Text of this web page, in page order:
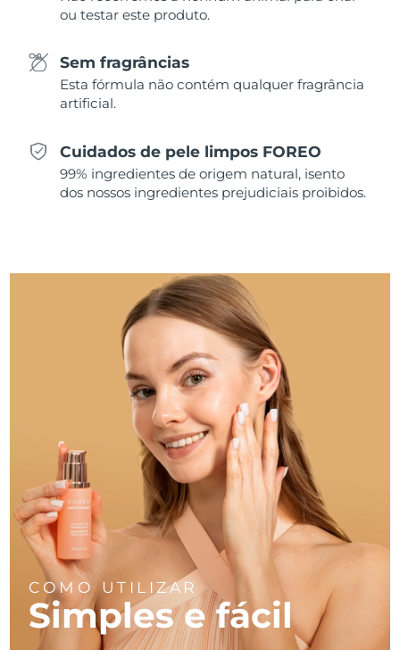
ou testar este produto.
Sem fragrâncias
Esta fórmula não contém qualquer fragrância
artificial.
Cuidados de pele limpos FOREO
99% ingredientes de origem natural, isento
dos nossos ingredientes prejudiciais proibidos.
COMO UTILIZAR
Simples e fácil
Eslováquia
África do Sul Entrega prevista
Coreia do Sul Entrega prevista10.08.26
Entrega prevista
Entrega prevista
Entrega prevista
Entrega prevista
Turquia Entrega prevista
Emirados Árabes
Unidos
Entrega prevista09.08.26
Reino Unido Entrega prevista
Estados Unidos Entrega prevista 09.08.26
Uzbequistão Entrega prevista